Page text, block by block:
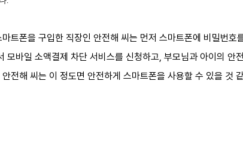
트폰을 구입한 직장인 안전해 씨는 먼저 스마트폰에 비밀번
모바일 소액결제 차단 서비스를 신청하고, 부모님과 아이의 안
전해 씨는 이 정도면 안전하게 스마트폰을 사용할 수 있을 것